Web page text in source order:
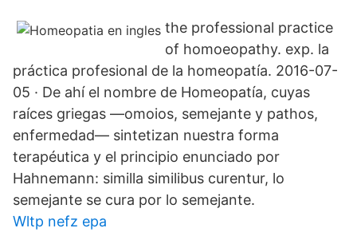
the professional practice
of homoeopathy. exp. la
práctica profesional de la homeopatía. 2016-07-
05 · De ahí el nombre de Homeopatía, cuyas
raíces griegas —omoios, semejante y pathos,
enfermedad— sintetizan nuestra forma
terapéutica y el principio enunciado por
Hahnemann: similla similibus curentur, lo
semejante se cura por lo semejante.
Wltp nefz epa